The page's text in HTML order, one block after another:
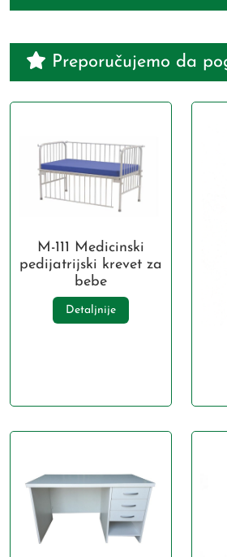
Preporučujemo da
M-111 Medicinski
pedijatrijski krevet za
bebe
Detaljnije